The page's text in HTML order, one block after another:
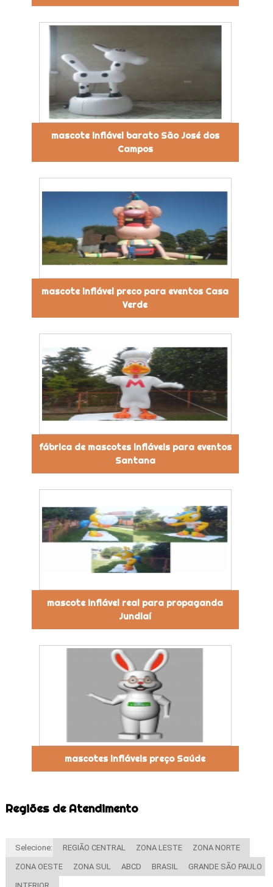
mascote inflável barato São José dos
Campos
mascote inflável preco para eventos Casa
Verde
fábrica de mascotes infláveis para eventos
Santana
mascote inflável real para propaganda
Jundiaí
mascotes infláveis preço Saúde
Regiões de Atendimento
Selecione: REGIÃO CENTRAL ZONA LESTE ZONA NORTE
ZONA OESTE ZONA SUL ABCD BRASIL GRANDE SÃO PAULO